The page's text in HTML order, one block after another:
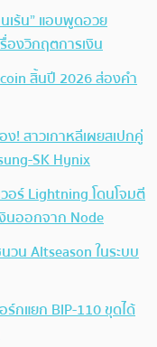
เร้น” แอบพูดอวย
องวิกฤตการเงิน
สิ้นปี 2026 ส่องคำ
! สาวเกาหลีเผยสเปกคู่
SK Hynix
อร์ Lightning โดนโจมตี
นออกจาก Node
น Altseason ในระบบ
กแยก BIP-110 ขุดได้